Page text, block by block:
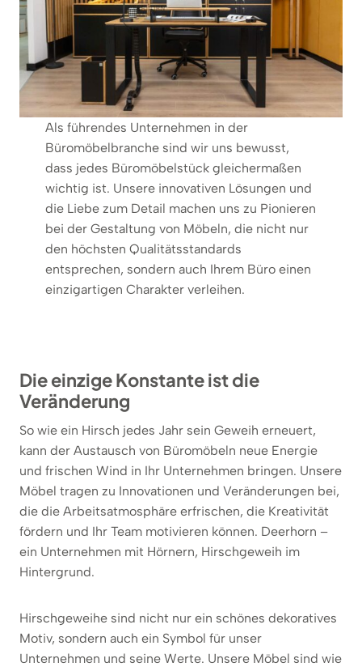
Als führendes Unternehmen in der
Büromöbelbranche sind wir uns bewusst,
dass jedes Büromöbelstück gleichermaßen
wichtig ist. Unsere innovativen Lösungen und
die Liebe zum Detail machen uns zu Pionieren
bei der Gestaltung von Möbeln, die nicht nur
den höchsten Qualitätsstandards
entsprechen, sondern auch Ihrem Büro einen
einzigartigen Charakter verleihen.
Die einzige Konstante ist die
Veränderung
So wie ein Hirsch jedes Jahr sein Geweih erneuert,
kann der Austausch von Büromöbeln neue Energie
und frischen Wind in Ihr Unternehmen bringen. Unsere
Möbel tragen zu Innovationen und Veränderungen bei,
die die Arbeitsatmosphäre erfrischen, die Kreativität
fördern und Ihr Team motivieren können. Deerhorn –
ein Unternehmen mit Hörnern, Hirschgeweih im
Hintergrund.
Hirschgeweihe sind nicht nur ein schönes dekoratives
Motiv, sondern auch ein Symbol für unser
Unternehmen und seine Werte. Unsere Möbel sind wie